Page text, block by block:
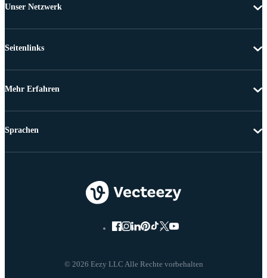
Unser Netzwerk
Seitenlinks
Mehr Erfahren
© 2026 Eezy LLC Alle Rechte vorbehalten
Sprachen